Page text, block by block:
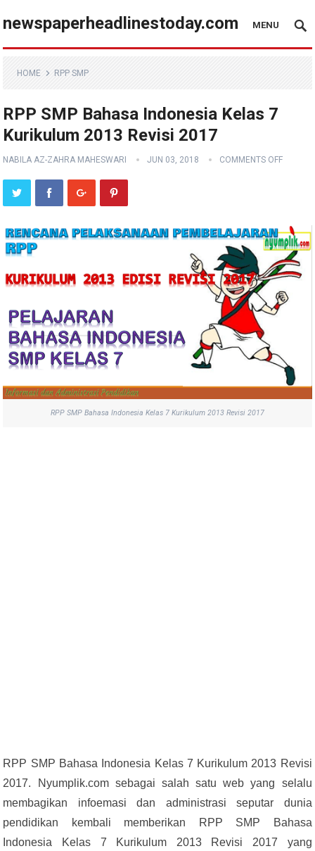
newspaperheadlinestoday.com MENU
HOME RPP SMP
RPP SMP Bahasa Indonesia Kelas 7
Kurikulum 2013 Revisi 2017
NABILA AZ-ZAHRA MAHESWARI JUN 03, 2018 COMMENTS OFF
RPP SMP Bahasa Indonesia Kelas 7 Kurikulum 2013 Revisi 2017
RPP SMP Bahasa Indonesia Kelas 7 Kurikulum 2013 Revisi
2017. Nyumplik.com sebagai salah satu web yang selalu
membagikan infoemasi dan administrasi seputar dunia
pendidikan kembali memberikan RPP SMP Bahasa
Indonesia Kelas 7 Kurikulum 2013 Revisi 2017 yang